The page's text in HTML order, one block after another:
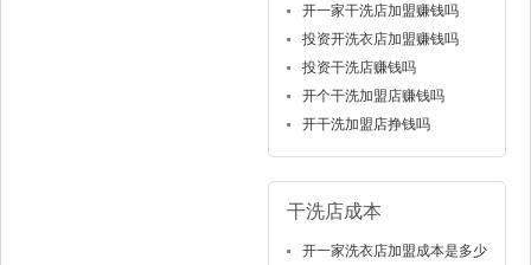
开一家干洗店加盟赚钱吗
投资开洗衣店加盟赚钱吗
投资干洗店赚钱吗
开个干洗加盟店赚钱吗
开干洗加盟店挣钱吗
干洗店成本
开一家洗衣店加盟成本是多少